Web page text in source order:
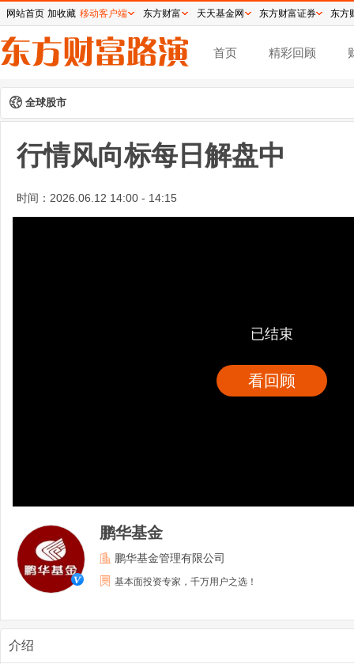
首页 精彩回顾
全球股市
行情风向标每日解盘中
时间： 2026.06.12 14:00 - 14:15
已结束
看回顾
鹏华基金
鹏华基金管理有限公司
基本面投资专家，千万用户之选！
介绍
网站首页 加收藏 移动客户端 东方财富 天天基金网 东方财富证券 东方